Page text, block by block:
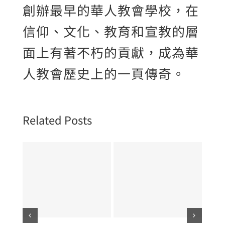
創辦最早的華人教會學校，在
信仰、文化、教育和宣教的層
面上有著不朽的貢獻，成為華
人教會歷史上的一頁傳奇。
Related Posts